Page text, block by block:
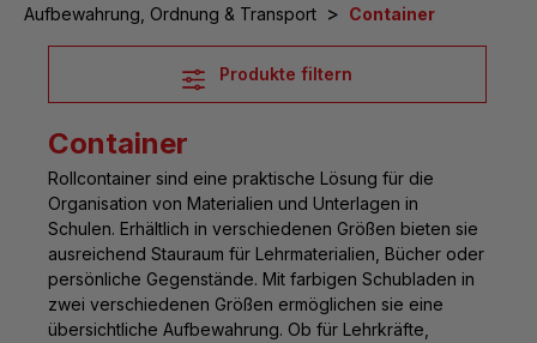
Aufbewahrung, Ordnung & Transport > Container
Produkte filtern
Container
Rollcontainer sind eine praktische Lösung für die
Organisation von Materialien und Unterlagen in
Schulen. Erhältlich in verschiedenen Größen bieten sie
ausreichend Stauraum für Lehrmaterialien, Bücher oder
persönliche Gegenstände. Mit farbigen Schubladen in
zwei verschiedenen Größen ermöglichen sie eine
übersichtliche Aufbewahrung. Ob für Lehrkräfte,